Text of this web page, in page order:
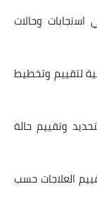
وحالات
لتقييم وتخطيط
وتقييم حالة
العلاجات حسب